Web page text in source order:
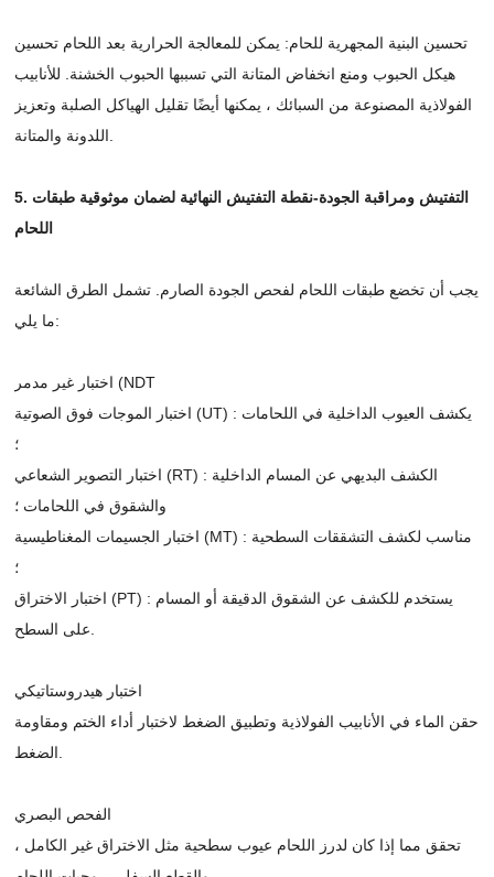
تحسين البنية المجهرية للحام: يمكن للمعالجة الحرارية بعد اللحام تحسين
هيكل الحبوب ومنع انخفاض المتانة التي تسببها الحبوب الخشنة. للأنابيب
الفولاذية المصنوعة من السبائك ، يمكنها أيضًا تقليل الهياكل الصلبة وتعزيز
5. التفتيش ومراقبة الجودة-نقطة التفتيش النهائية لضمان موثوقية طبقات
اللحام
يجب أن تخضع طبقات اللحام لفحص الجودة الصارم. تشمل الطرق الشائعة
ما يلي:
اختبار غير مدمر (NDT
اختبار الموجات فوق الصوتية (UT) : يكشف العيوب الداخلية في اللحامات
؛
اختبار التصوير الشعاعي (RT) : الكشف البديهي عن المسام الداخلية
والشقوق في اللحامات ؛
اختبار الجسيمات المغناطيسية (MT) : مناسب لكشف التشققات السطحية
؛
اختبار الاختراق (PT) : يستخدم للكشف عن الشقوق الدقيقة أو المسام
اختبار هيدروستاتيكي
حقن الماء في الأنابيب الفولاذية وتطبيق الضغط لاختبار أداء الختم ومقاومة
الفحص البصري
تحقق مما إذا كان لدرز اللحام عيوب سطحية مثل الاختراق غير الكامل ،